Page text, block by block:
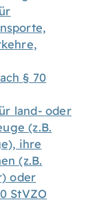
§ 70
land- oder
(z.B.
ihre
(z.B.
oder
StVZO